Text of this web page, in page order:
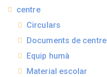
centre
Circulars
Documents de centre
Equip humà
Material escolar